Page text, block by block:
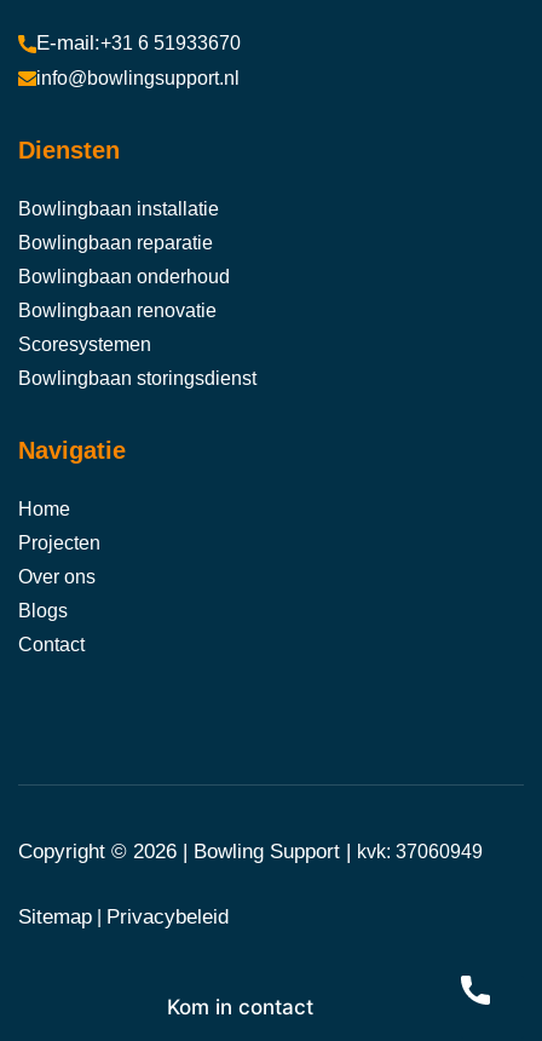
Kom in contact
+31 6 51933670
info@bowlingsupport.nl
Diensten
Bowlingbaan installatie
Bowlingbaan reparatie
Bowlingbaan onderhoud
Bowlingbaan renovatie
Scoresystemen
Bowlingbaan storingsdienst
Navigatie
Home
Projecten
Over ons
Blogs
Contact
Copyright © 2026 | Bowling Support | kvk: 37060949
Sitemap Privacybeleid